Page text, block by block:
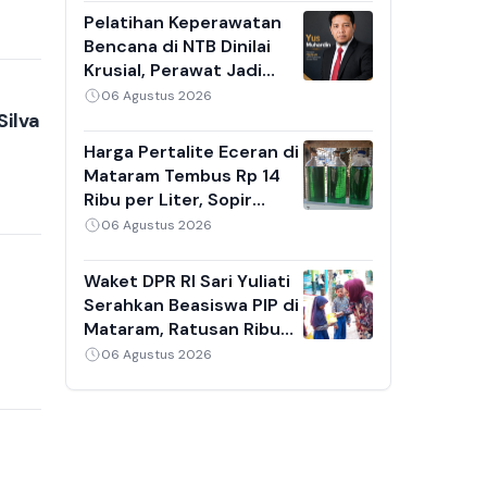
Sejak Malam
Pelatihan Keperawatan
Bencana di NTB Dinilai
Krusial, Perawat Jadi
Garda Terdepan Saat
06 Agustus 2026
Harga Pertalite Eceran di
Mataram Tembus Rp 14
Ribu per Liter, Sopir
Angkot dan Ojek Online
Berjam-jam
06 Agustus 2026
Waket DPR RI Sari Yuliati
Serahkan Beasiswa PIP di
Mataram, Ratusan Ribu
Kuota Disediakan untuk
06 Agustus 2026